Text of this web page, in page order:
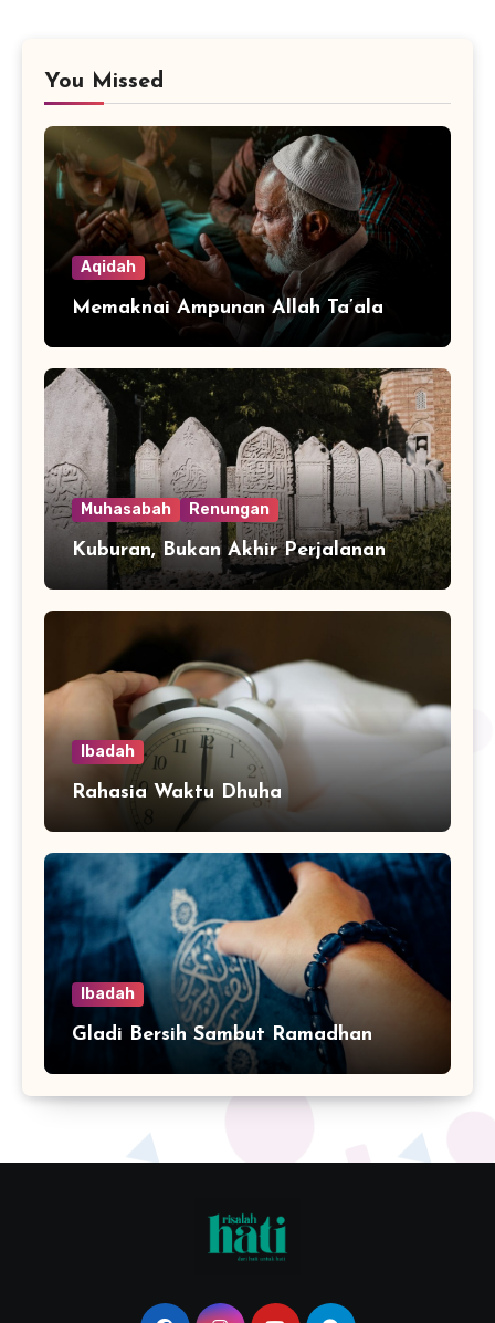
You Missed
Aqidah
Memaknai Ampunan Allah Ta’ala
Muhasabah Renungan
Kuburan, Bukan Akhir Perjalanan
Ibadah
Rahasia Waktu Dhuha
Ibadah
Gladi Bersih Sambut Ramadhan